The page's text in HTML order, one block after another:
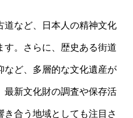
道など、日本人の精神文化
す。さらに、歴史ある街道
など、多層的な文化遺産が
最新文化財の調査や保存活
合う地域としても注目さ